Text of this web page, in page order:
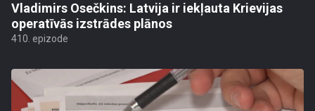
Vladimirs Osečkins: Latvija ir iekļauta Krievijas
operatīvās izstrādes plānos
410. epizode